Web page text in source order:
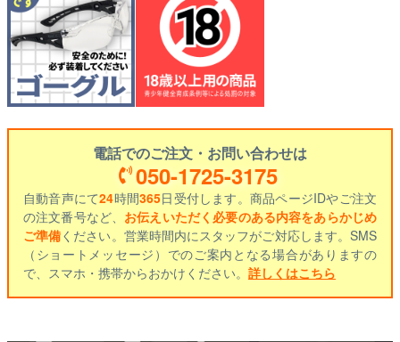
電話でのご注文・お問い合わせは
050-1725-3175
自動音声にて24時間365日受付します。商品ページIDやご注文
の注文番号など、 お伝えいただく必要のある内容をあらかじめ
ご準備ください。営業時間内にスタッフがご対応します。SMS
（ショートメッセージ）でのご案内となる場合がありますの
で、スマホ・携帯からおかけください。 詳しくはこちら